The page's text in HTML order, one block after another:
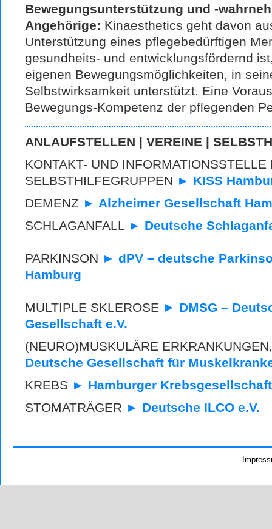
Bewegungsunterstützung und -
Angehörige: Kinaesthetics geht davon
Unterstützung eines pflegebedürftigen
gesundheits- und entwicklungsfördernd
eigenen Bewegungsmöglichkeiten, in
Selbstwirksamkeit unterstützt. Eine
Bewegungs-Kompetenz der pflegenden
ANLAUFSTELLEN | VEREINE |
KONTAKT- UND INFORMATIONSSTELLE
SELBSTHILFEGRUPPEN ► KISS
DEMENZ ► Alzheimer Gesellschaft
SCHLAGANFALL ► Deutsche
PARKINSON ► dPV – deutsche
Hamburg
MULTIPLE SKLEROSE ► DMSG –
Gesellschaft e.V.
(NEURO)MUSKULÄRE
Deutsche Gesellschaft für
KREBS ► Hamburger Krebsgesellschaft
STOMATRÄGER ► Deutsche ILCO e.V.